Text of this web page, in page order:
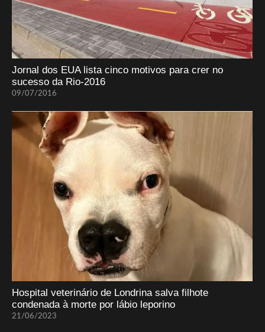
Jornal dos EUA lista cinco motivos para crer no
sucesso da Rio-2016
09/07/2016
Hospital veterinário de Londrina salva filhote
condenada à morte por lábio leporino
21/06/2023